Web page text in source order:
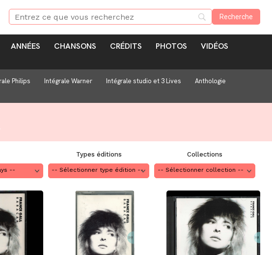
ANNÉES CHANSONS CRÉDITS PHOTOS
VIDÉOS
Philips Intégrale Warner Intégrale studio et 3 Lives
Anthologie
Types éditions Collections